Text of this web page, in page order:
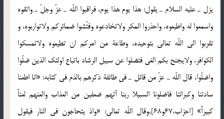
يزل ـ عليه السلام ـ يقول: هذا يوم هذا يوم، فراقبوا اللّه ـ عزّ وجلّ ـ واتقوه
واسمعوا له واطيعوه، واحذروا المكر ولاتخادعوه وفتّشوا ضمائركم ولاتواربوه، و
تقربوا الى اللّه تعالى بتوحيده، وطاعة من امركم ان تطيعوه ولاتمسكوا
الكوافر، ولايجنح بكم الغى فتضلوا عن سبيل الرشاد باتباع اولئك الذين ضلّوا
واضلّوا، قال اللّه ـ عزّ من قائل ـ فى طائفة ذكرهم بالذم فى كتابه: «انا اطعنا
سادتنا وكبرائنا فاضلونا السبيلا ربنا آتهم ضعفين من العذاب والعنهم لعناً
كبيراً» [احزاب،67و68]،وقال اللّه تعالى: «واذ يتحاجون فى النار فيقول